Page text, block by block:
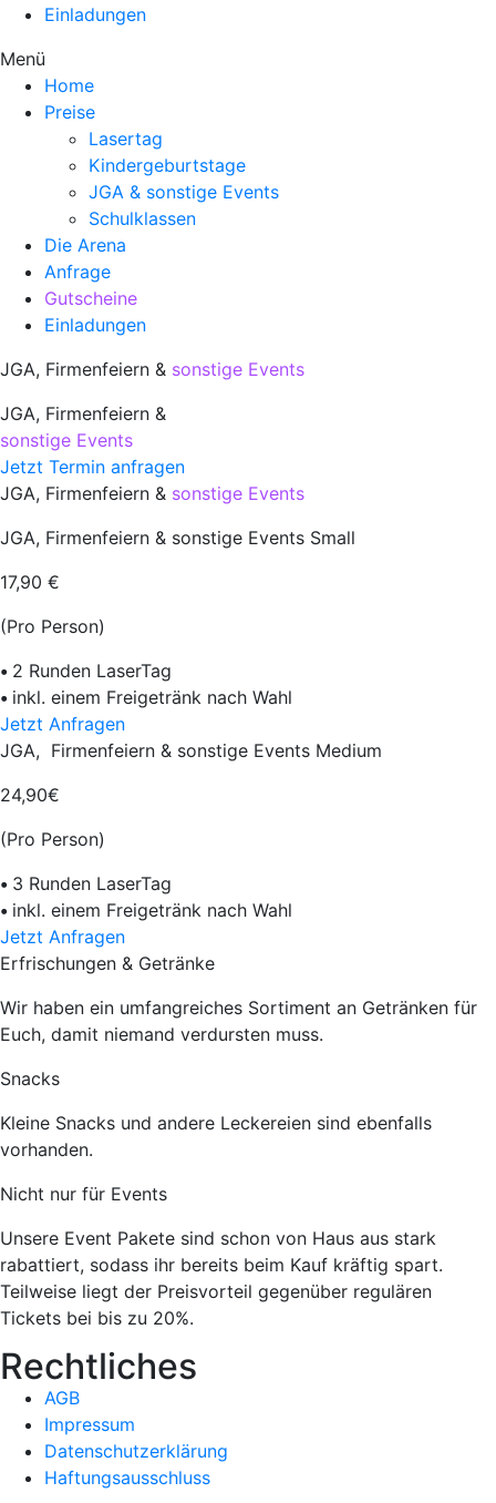
Einladungen
Menü
Home
Preise
Lasertag
Kindergeburtstage
JGA & sonstige Events
Schulklassen
Die Arena
Anfrage
Gutscheine
Einladungen
JGA, Firmenfeiern & sonstige Events
JGA, Firmenfeiern &
sonstige Events
Jetzt Termin anfragen
JGA, Firmenfeiern & sonstige Events
JGA, Firmenfeiern & sonstige Events Small
17,90 €
(Pro Person)
• 2 Runden LaserTag
• inkl. einem Freigetränk nach Wahl
Jetzt Anfragen
JGA, Firmenfeiern & sonstige Events Medium
24,90€
(Pro Person)
• 3 Runden LaserTag
• inkl. einem Freigetränk nach Wahl
Jetzt Anfragen
Erfrischungen & Getränke
Wir haben ein umfangreiches Sortiment an Getränken für
Euch, damit niemand verdursten muss.
Snacks
Kleine Snacks und andere Leckereien sind ebenfalls
vorhanden.
Nicht nur für Events
Unsere Event Pakete sind schon von Haus aus stark
rabattiert, sodass ihr bereits beim Kauf kräftig spart.
Teilweise liegt der Preisvorteil gegenüber regulären
Tickets bei bis zu 20%.
Rechtliches
AGB
Impressum
Datenschutzerklärung
Haftungsausschluss